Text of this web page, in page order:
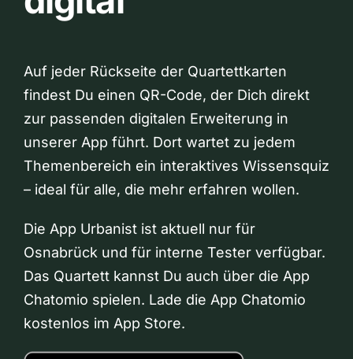
Auf jeder Rückseite der Quartettkarten
findest Du einen QR-Code, der Dich direkt
zur passenden digitalen Erweiterung in
unserer App führt. Dort wartet zu jedem
Themenbereich ein interaktives Wissensquiz
– ideal für alle, die mehr erfahren wollen.
Die App Urbanist ist aktuell nur für
Osnabrück und für interne Tester verfügbar.
Das Quartett kannst Du auch über die App
Chatomio spielen. Lade die App Chatomio
kostenlos im App Store.